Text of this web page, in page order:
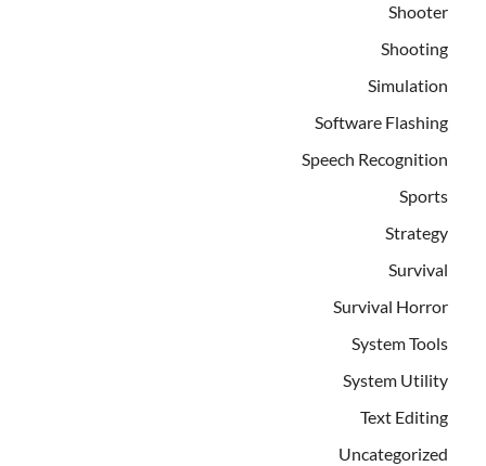
Shooter
Shooting
Simulation
Software Flashing
Speech Recognition
Sports
Strategy
Survival
Survival Horror
System Tools
System Utility
Text Editing
Uncategorized